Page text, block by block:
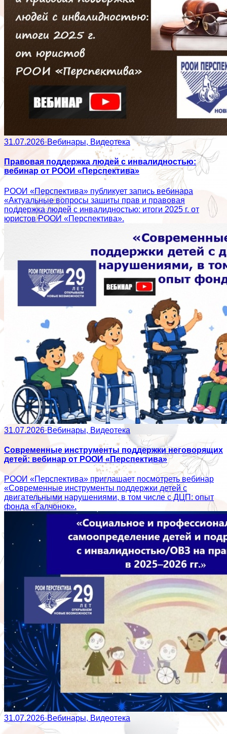
31.07.2026·Вебинары, Видеотека
Правовая поддержка людей с инвалидностью:
вебинар от РООИ «Перспектива»
РООИ «Перспектива» публикует запись вебинара
«Актуальные вопросы защиты прав и правовая
поддержка людей с инвалидностью: итоги 2025 г. от
юристов РООИ «Перспектива».
31.07.2026·Вебинары, Видеотека
Современные инструменты поддержки неговорящих
детей: вебинар от РООИ «Перспектива»
РООИ «Перспектива» приглашает посмотреть вебинар
«Современные инструменты поддержки детей с
двигательными нарушениями, в том числе с ДЦП: опыт
фонда «Галчонок».
31.07.2026·Вебинары, Видеотека